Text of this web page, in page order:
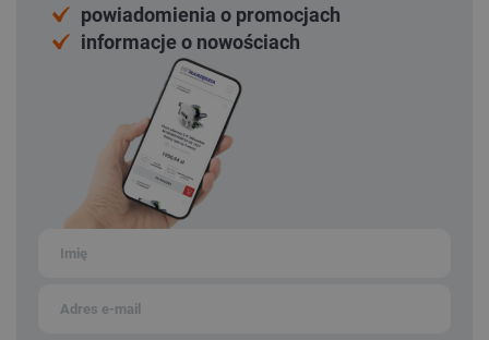
powiadomienia o promocjach
informacje o nowościach